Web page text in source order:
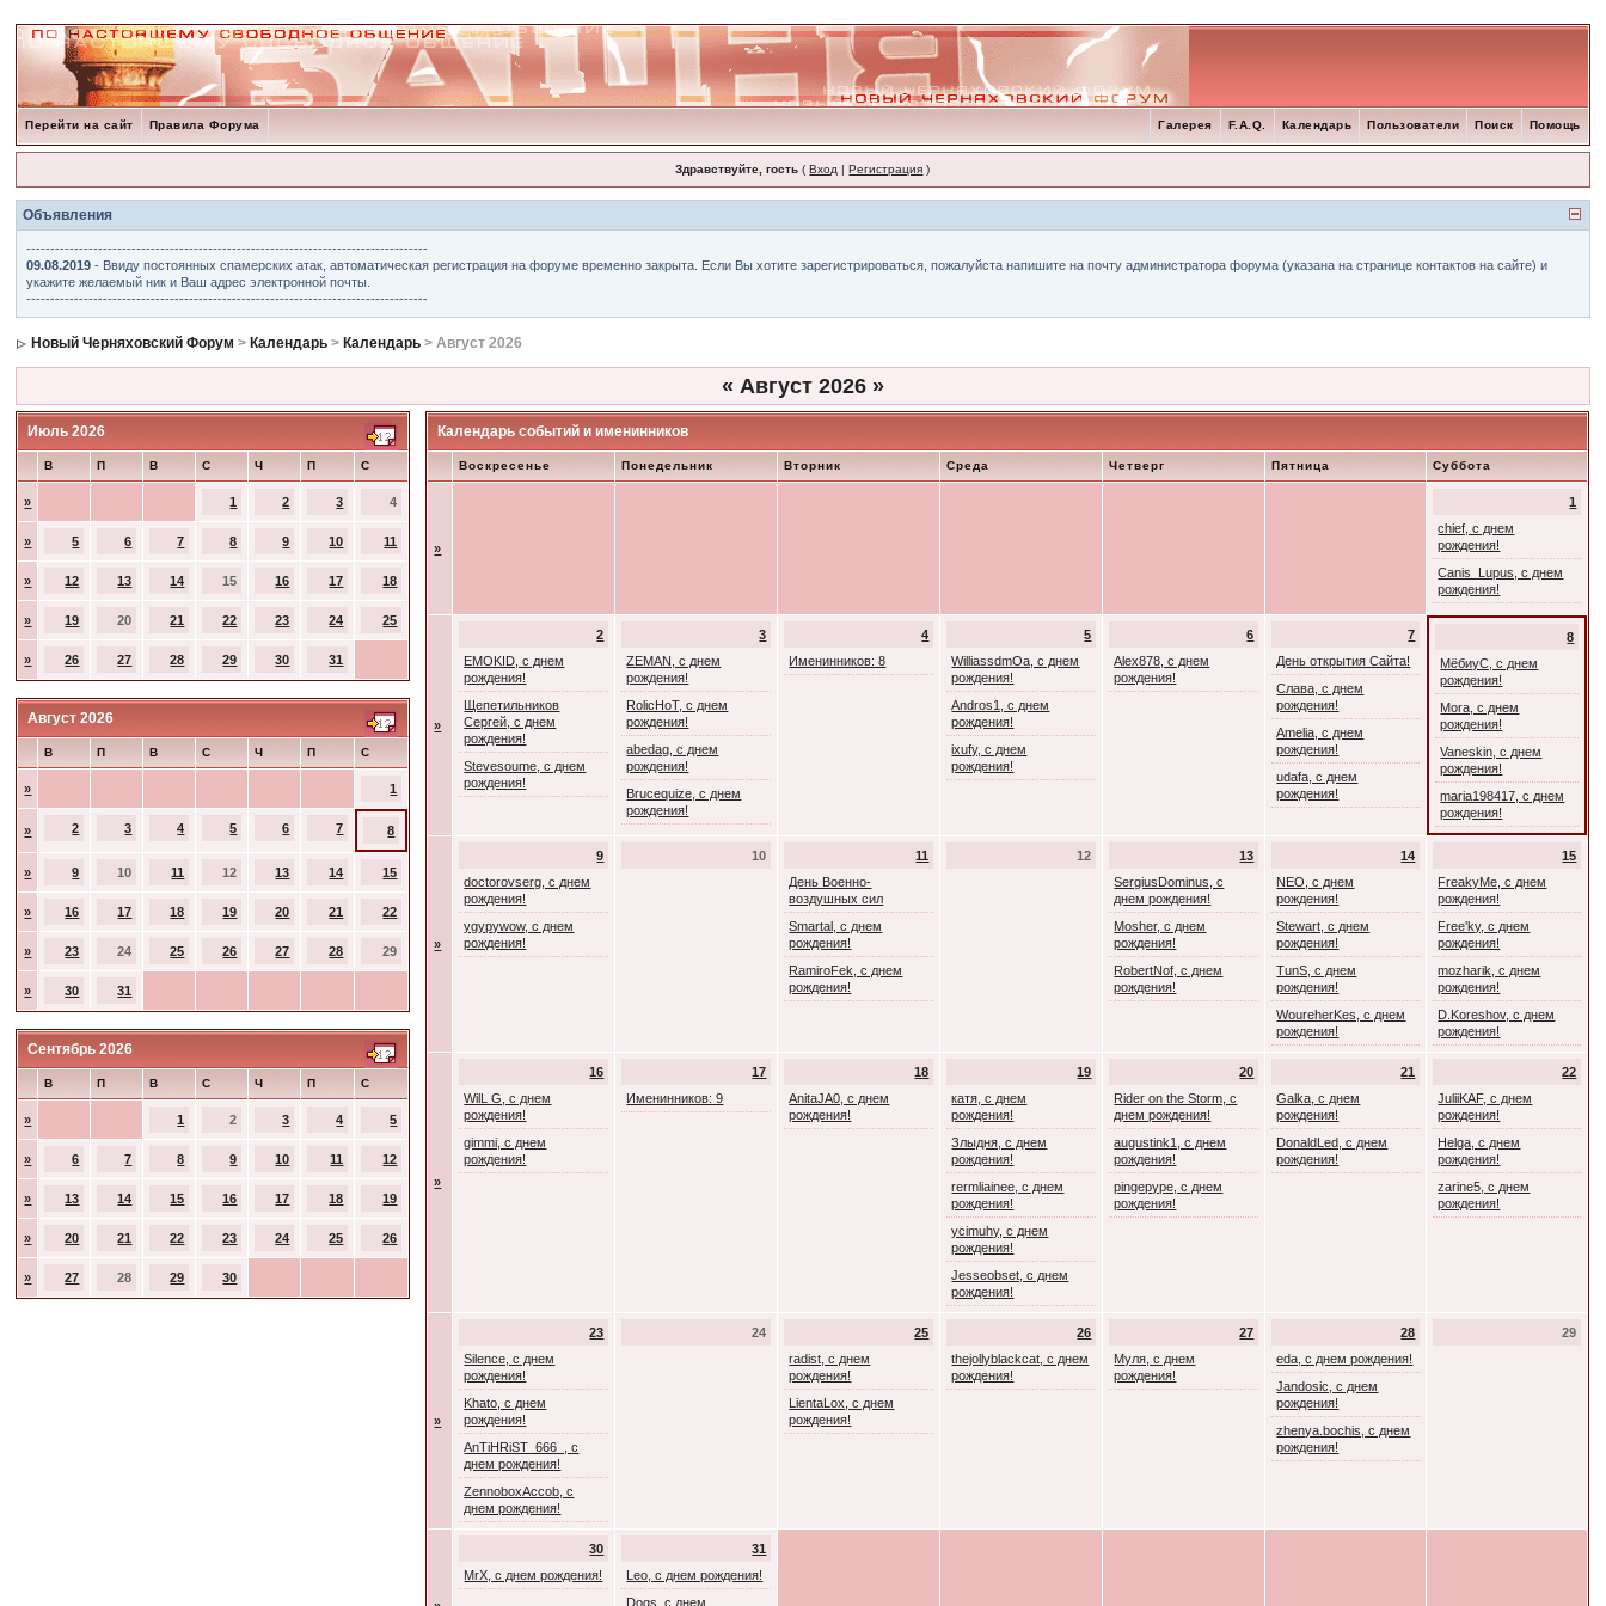
Перейти на сайт Правила Форума Помощь
Поиск
Пользователи
Календарь
F.A.Q.
Галерея
Здравствуйте, гость (Вход |Регистрация )
Объявления
------------------------------------------------------------------------------------
09.08.2019 - Ввиду постоянных спамерских атак, автоматическая регистрация на форуме временно закрыта. Если Вы хотите зарегистрироваться, пожалуйста напишите на почту администратора форума (указана на странице контактов на сайте) и
укажите желаемый ник и Ваш адрес электронной почты.
------------------------------------------------------------------------------------
Новый Черняховский Форум > Календарь > Календарь > Август 2026
« Август 2026 »
Июль 2026
В П В С Ч П С
» 1 2 3 4
» 5 6 7 8 9 10 11
» 12 13 14 15 16 17 18
» 19 20 21 22 23 24 25
» 26 27 28 29 30 31
Август 2026
В П В С Ч П С
» 1
» 2 3 4 5 6 7 8
» 9 10 11 12 13 14 15
» 16 17 18 19 20 21 22
» 23 24 25 26 27 28 29
» 30 31
Сентябрь 2026
В П В С Ч П С
» 1 2 3 4 5
» 6 7 8 9 10 11 12
» 13 14 15 16 17 18 19
» 20 21 22 23 24 25 26
» 27 28 29 30
Календарь событий и именинников
Воскресенье Понедельник Вторник Среда Четверг Пятница Суббота
»
1
chief, с днем
рождения!
Canis_Lupus, с днем
рождения!
»
2
EMOKID, с днем
рождения!
Щепетильников
Сергей, с днем
рождения!
Stevesoume, с днем
рождения!
3
ZEMAN, с днем
рождения!
RolicHoT, с днем
рождения!
abedag, с днем
рождения!
Brucequize, с днем
рождения!
4
Именинников: 8
5
WilliassdmOa, с днем
рождения!
Andros1, с днем
рождения!
ixufy, с днем
рождения!
6
Alex878, с днем
рождения!
7
День открытия Сайта!
Слава, с днем
рождения!
Amelia, с днем
рождения!
udafa, с днем
рождения!
8
МёбиуС, с днем
рождения!
Mora, с днем
рождения!
Vaneskin, с днем
рождения!
maria198417, с днем
рождения!
»
9
doctorovserg, с днем
рождения!
ygypywow, с днем
рождения!
10
11
День Военно-
воздушных сил
Smartal, с днем
рождения!
RamiroFek, с днем
рождения!
12
13
SergiusDominus, с
днем рождения!
Mosher, с днем
рождения!
RobertNof, с днем
рождения!
14
NEO, с днем
рождения!
Stewart, с днем
рождения!
TunS, с днем
рождения!
WoureherKes, с днем
рождения!
15
FreakyMe, с днем
рождения!
Free'ky, с днем
рождения!
mozharik, с днем
рождения!
D.Koreshov, с днем
рождения!
»
16
WilL G, с днем
рождения!
gimmi, с днем
рождения!
17
Именинников: 9
18
AnitaJA0, с днем
рождения!
19
катя, с днем
рождения!
Злыдня, с днем
рождения!
rermliainee, с днем
рождения!
ycimuhy, с днем
рождения!
Jesseobset, с днем
рождения!
20
Rider on the Storm, с
днем рождения!
augustink1, с днем
рождения!
pingepype, с днем
рождения!
21
Galka, с днем
рождения!
DonaldLed, с днем
рождения!
22
JuliiKAF, с днем
рождения!
Helga, с днем
рождения!
zarine5, с днем
рождения!
»
23
Silence, с днем
рождения!
Khato, с днем
рождения!
AnTiHRiST_666_, с
днем рождения!
ZennoboxAccob, с
днем рождения!
24
25
radist, с днем
рождения!
LientaLox, с днем
рождения!
26
thejollyblackcat, с днем
рождения!
27
Муля, с днем
рождения!
28
eda, с днем рождения!
Jandosic, с днем
рождения!
zhenya.bochis, с днем
рождения!
29
30
MrX, с днем рождения!
31
Leo, с днем рождения!
Dogs, с днем